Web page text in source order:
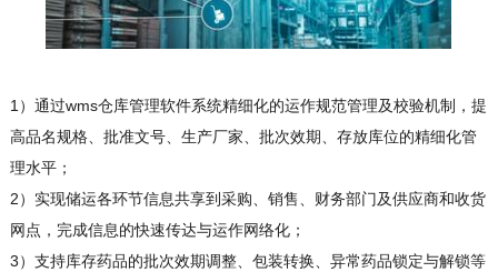
1）通过wms仓库管理软件系统精细化的运作规范管理及校验机制，提
高品名规格、批准文号、生产厂家、批次效期、存放库位的精细化管
理水平；
2）实现储运各环节信息共享到采购、销售、财务部门及供应商和收货
网点，完成信息的快速传达与运作网络化；
3）支持库存药品的批次效期调整、包装转换、异常药品锁定与解锁等